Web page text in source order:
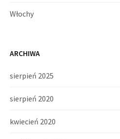
Włochy
ARCHIWA
sierpień 2025
sierpień 2020
kwiecień 2020